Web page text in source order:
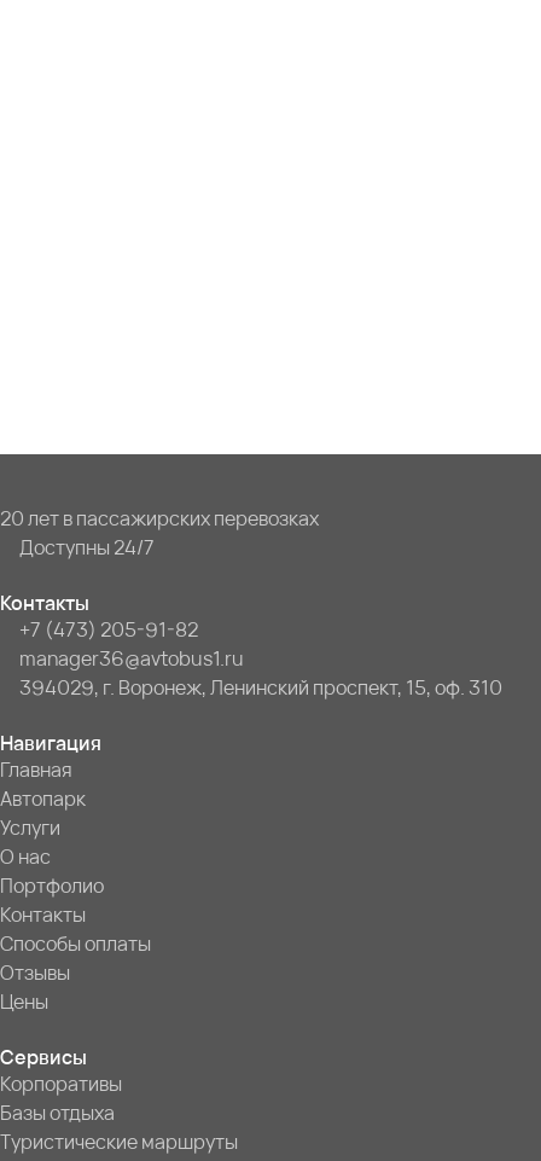
20 лет в пассажирских перевозках
Доступны 24/7
Контакты
+7 (473) 205-91-82
manager36@avtobus1.ru
394029, г. Воронеж, Ленинский проспект, 15, оф. 310
Навигация
Главная
Автопарк
Услуги
О нас
Портфолио
Контакты
Способы оплаты
Отзывы
Цены
Сервисы
Корпоративы
Базы отдыха
Туристические маршруты